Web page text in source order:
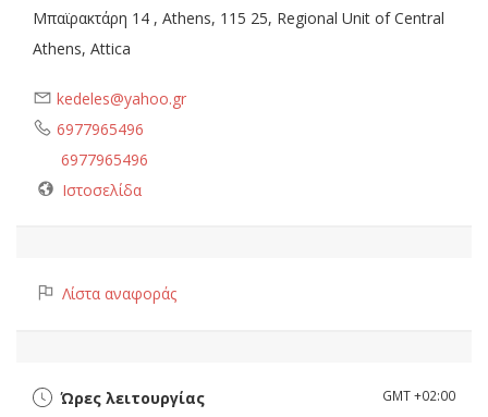
Μπαϊρακτάρη 14 , Athens, 115 25, Regional Unit of Central
Athens, Attica
kedeles@yahoo.gr
6977965496
6977965496
Ιστοσελίδα
Λίστα αναφοράς
Ώρες λειτουργίας GMT +02:00